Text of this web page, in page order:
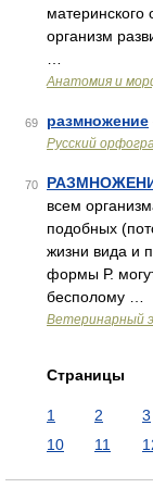
материнского
организм
Анатомия и
69 размножение
Русский
70
всем
подобных
жизни вида и
формы Р.
бесполому …
Ветеринарный
Страницы
1 2 3
10
11